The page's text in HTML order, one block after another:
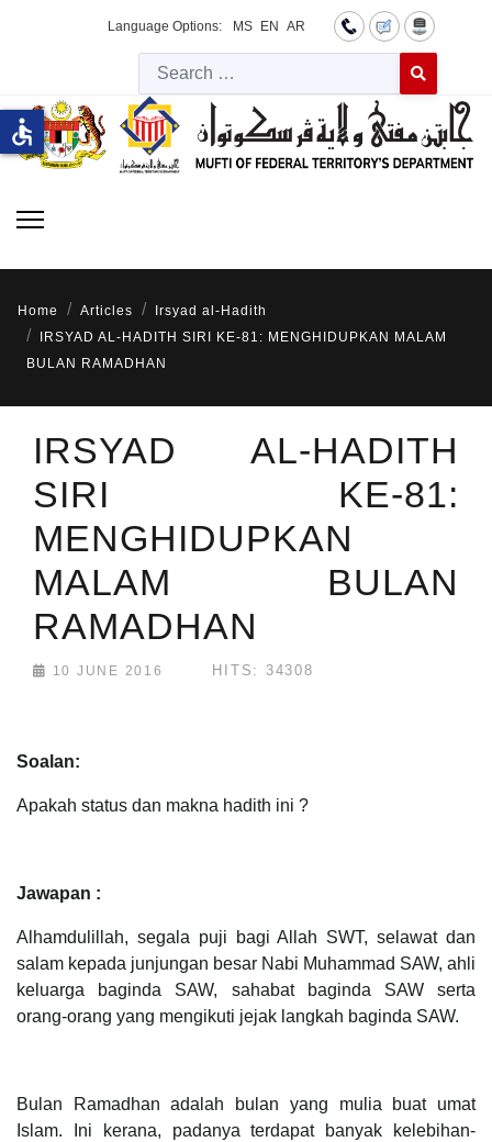
Language Options: MS EN AR
Type 2 or
Home Articles
Irsyad al-Hadith
IRSYAD AL-HADITH SIRI KE-81: MENGHIDUPKAN MALAM
BULAN RAMADHAN
IRSYAD AL-HADITH
SIRI KE-81:
MENGHIDUPKAN
MALAM BULAN
RAMADHAN
10 JUNE 2016 HITS: 34308
Soalan:
Apakah status dan makna hadith ini ?
Jawapan :
Alhamdulillah, segala puji bagi Allah SWT, selawat dan
salam kepada junjungan besar Nabi Muhammad SAW, ahli
keluarga baginda SAW, sahabat baginda SAW serta
orang-orang yang mengikuti jejak langkah baginda SAW.
Bulan Ramadhan adalah bulan yang mulia buat umat
Islam. Ini kerana, padanya terdapat banyak kelebihan-
accessible